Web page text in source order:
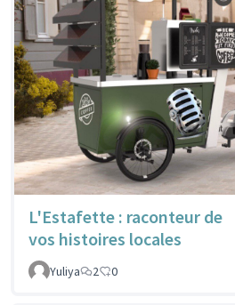
L'Estafette : raconteur de
vos histoires locales
Yuliya
2 0